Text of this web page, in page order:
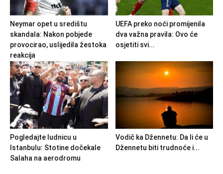
Neymar opet u središtu
skandala: Nakon pobjede
provocirao, uslijedila žestoka
reakcija
UEFA preko noći promijenila
dva važna pravila: Ovo će
osjetiti svi...
Pogledajte ludnicu u
Istanbulu: Stotine dočekale
Salaha na aerodromu
Vodič ka Džennetu: Da li će u
Džennetu biti trudnoće i...